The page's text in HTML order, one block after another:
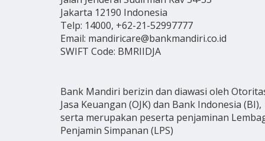
Jakarta 12190 Indonesia
Telp: 14000, +62-21-52997777
Email: mandiricare@bankmandiri.co.id
SWIFT Code: BMRIIDJA
Bank Mandiri berizin dan diawasi oleh
Jasa Keuangan (OJK) dan Bank Indonesia (BI),
serta merupakan peserta penjaminan
Penjamin Simpanan (LPS)